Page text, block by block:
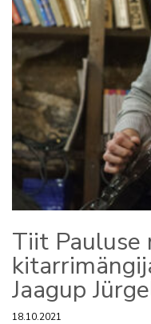
Tiit Pauluse
Jaagup
18.10.2021